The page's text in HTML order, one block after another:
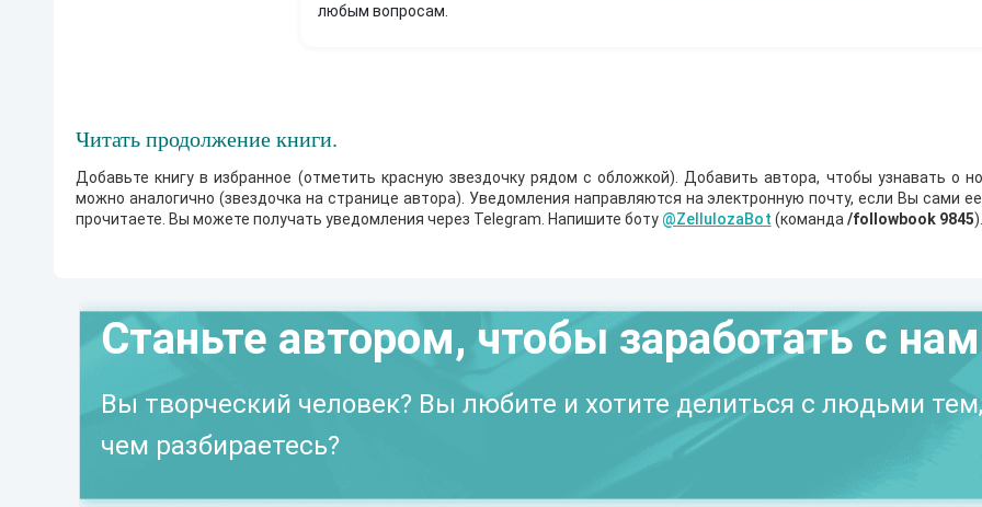
любым вопросам.
Читать продолжение книги.
Добавьте книгу в избранное (отметить красную звездочку рядом с обложкой). Добавить автора, чтобы узнавать о
можно аналогично (звездочка на странице автора). Уведомления направляются на электронную почту, если Вы сами
прочитаете. Вы можете получать уведомления через Telegram. Напишите боту @ZellulozaBot (команда /followbook 9845).
Станьте автором, чтобы заработать с
Вы творческий человек? Вы любите и хотите делиться с людьми
чем разбираетесь?